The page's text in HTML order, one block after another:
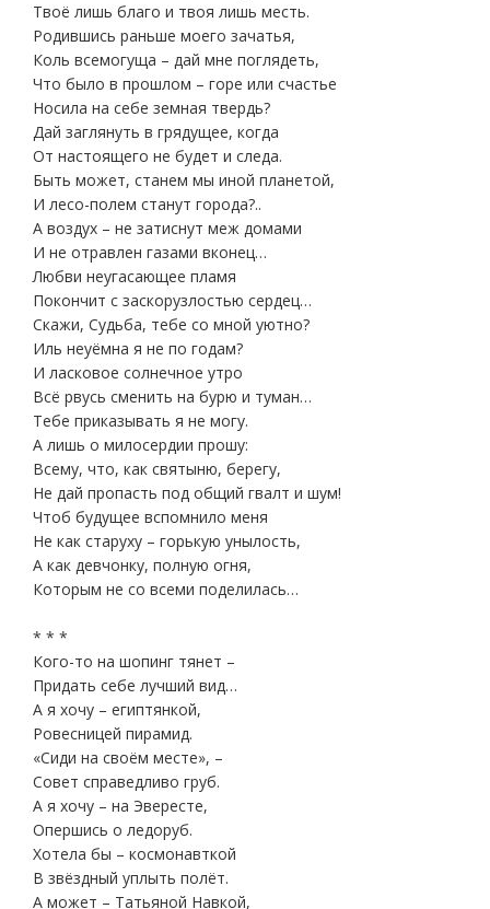
Твоё лишь благо и твоя лишь месть.
Родившись раньше моего зачатья,
Коль всемогуща – дай мне поглядеть,
Что было в прошлом – горе или счастье
Носила на себе земная твердь?
Дай заглянуть в грядущее, когда
От настоящего не будет и следа.
Быть может, станем мы иной планетой,
И лесо-полем станут города?..
А воздух – не затиснут меж домами
И не отравлен газами вконец…
Любви неугасающее пламя
Покончит с заскорузлостью сердец…
Скажи, Судьба, тебе со мной уютно?
Иль неуёмна я не по годам?
И ласковое солнечное утро
Всё рвусь сменить на бурю и туман…
Тебе приказывать я не могу.
А лишь о милосердии прошу:
Всему, что, как святыню, берегу,
Не дай пропасть под общий гвалт и шум!
Чтоб будущее вспомнило меня
Не как старуху – горькую унылость,
А как девчонку, полную огня,
Которым не со всеми поделилась…
* * *
Кого-то на шопинг тянет –
Придать себе лучший вид…
А я хочу – египтянкой,
Ровесницей пирамид.
«Сиди на своём месте», –
Совет справедливо груб.
А я хочу – на Эвересте,
Опершись о ледоруб.
Хотела бы – космонавткой
В звёздный уплыть полёт.
А может – Татьяной Навкой,